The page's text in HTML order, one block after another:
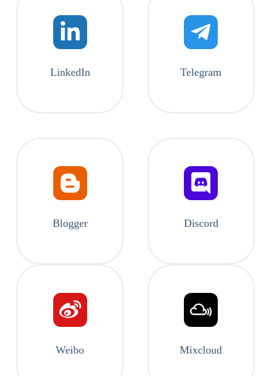
LinkedIn Telegram
Blogger Discord
Weibo Mixcloud